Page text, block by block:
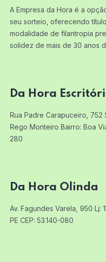
A Empresa da Hora é a
seu sorteio, oferecendo
modalidade de filantropia
solidez de mais de 30 anos
Da Hora
Rua Padre Carapuceiro, 752
Rego Monteiro Bairro: Boa
280
Da Hora Olinda
Av. Fagundes Varela, 950 Lj:
PE CEP: 53.140-080